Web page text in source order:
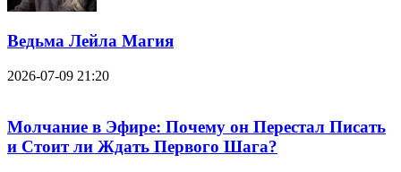
Ведьма Лейла Магия
2026-07-09 21:20
Молчание в Эфире: Почему он Перестал Писать
и Стоит ли Ждать Первого Шага?